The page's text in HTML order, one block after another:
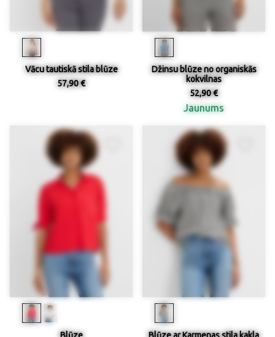
Vācu tautiskā stila blūze
57,90 €
Džinsu blūze no organiskās
kokvilnas
52,90 €
Jaunums
Blūze Blūze ar Karmenas stila kakla